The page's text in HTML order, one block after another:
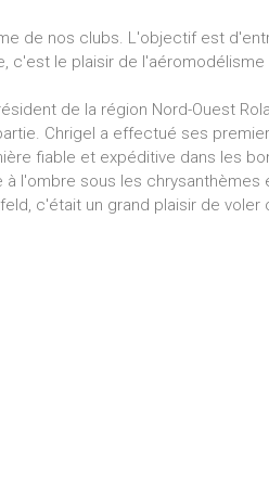
de nos clubs. L'objectif est
c'est le plaisir de
de la région Nord-Ouest
Chrigel a effectué ses
fiable et expéditive dans les
l'ombre sous les chrysanthèmes
c'était un grand plaisir de voler